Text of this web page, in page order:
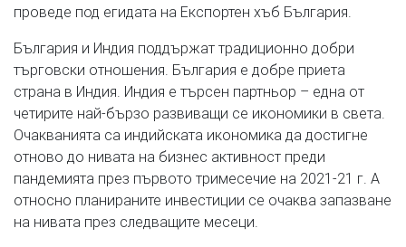
проведе под егидата на Експортен хъб България.
България и Индия поддържат традиционно добри
търговски отношения. България е добре приета
страна в Индия. Индия е търсен партньор – една от
четирите най-бързо развиващи се икономики в света.
Очакванията са индийската икономика да достигне
отново до нивата на бизнес активност преди
пандемията през първото тримесечие на 2021-21 г. А
относно планираните инвестиции се очаква запазване
на нивата през следващите месеци.